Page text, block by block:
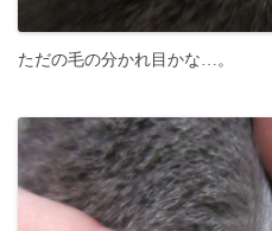
ただの毛の分かれ目かな…。